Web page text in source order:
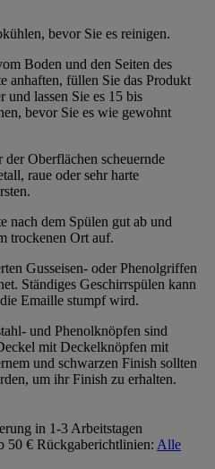
bevor Sie es reinigen.
Boden und den Seiten des
anhaften, füllen Sie das Produkt
und lassen Sie es 15 bis
bevor Sie es wie gewohnt
Oberflächen scheuernde
raue oder sehr harte
nach dem Spülen gut ab und
trockenen Ort auf.
Gusseisen- oder Phenolgriffen
Ständiges Geschirrspülen kann
Emaille stumpf wird.
und Phenolknöpfen sind
mit Deckelknöpfen mit
und schwarzen Finish sollten
um ihr Finish zu erhalten.
in 1-3 Arbeitstagen
50 € Rückgaberichtlinien: Alle